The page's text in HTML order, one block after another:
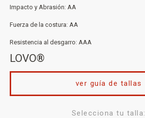
Impacto y Abrasión: AA
Fuerza de la costura: AA
Resistencia al desgarro: AAA
LOVO®
Selecciona tu talla:
ver guía de tallas